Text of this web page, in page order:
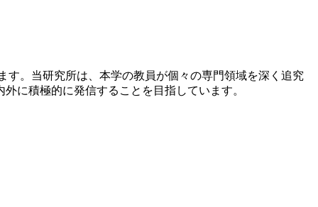
す。当研究所は、本学の教員が個々の専門領域を深く追究
に積極的に発信することを目指しています。